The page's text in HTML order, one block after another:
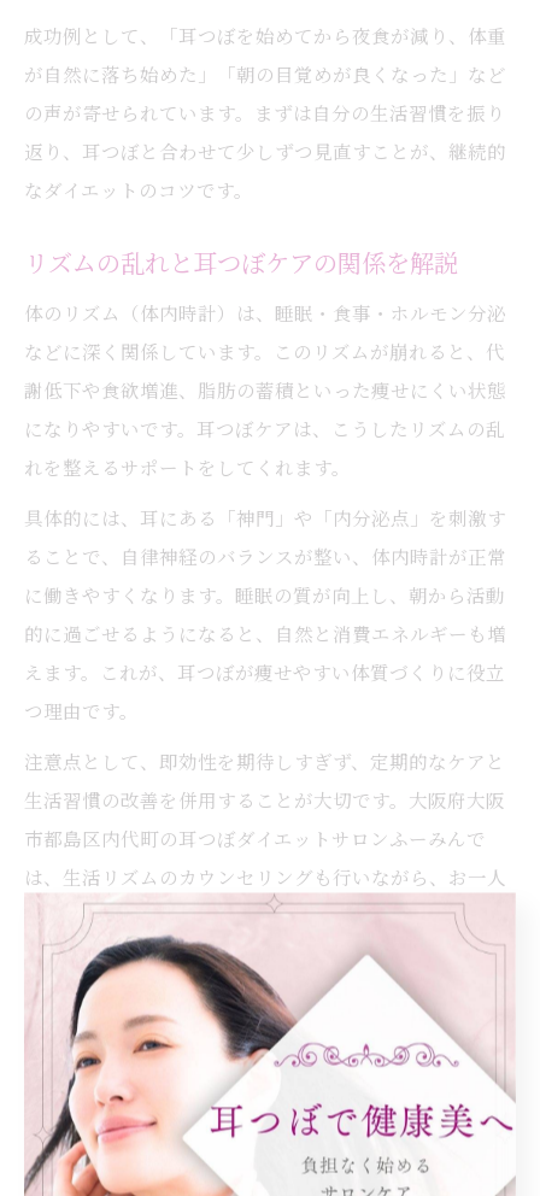
成功例として、「耳つぼを始めてから夜食が減り、体重
が自然に落ち始めた」「朝の目覚めが良くなった」など
の声が寄せられています。まずは自分の生活習慣を振り
返り、耳つぼと合わせて少しずつ見直すことが、継続的
なダイエットのコツです。
リズムの乱れと耳つぼケアの関係を解説
体のリズム（体内時計）は、睡眠・食事・ホルモン分泌
などに深く関係しています。このリズムが崩れると、代
謝低下や食欲増進、脂肪の蓄積といった痩せにくい状態
になりやすいです。耳つぼケアは、こうしたリズムの乱
れを整えるサポートをしてくれます。
具体的には、耳にある「神門」や「内分泌点」を刺激す
ることで、自律神経のバランスが整い、体内時計が正常
に働きやすくなります。睡眠の質が向上し、朝から活動
的に過ごせるようになると、自然と消費エネルギーも増
えます。これが、耳つぼが痩せやすい体質づくりに役立
つ理由です。
注意点として、即効性を期待しすぎず、定期的なケアと
生活習慣の改善を併用することが大切です。大阪府大阪
市都島区内代町の耳つぼダイエットサロンふーみんで
は、生活リズムのカウンセリングも行いながら、お一人
おひとりに合った施術を提案しています。
耳つぼが自律神経バランスに与える影響
自律神経は、体温調節や消化、ホルモン分泌など、健康
や痩せやすさに直結する重要な役割を担っています。ス
トレスや不規則な生活により自律神経が乱れると、代謝
が低下し脂肪がたまりやすくなります。耳つぼはこの自